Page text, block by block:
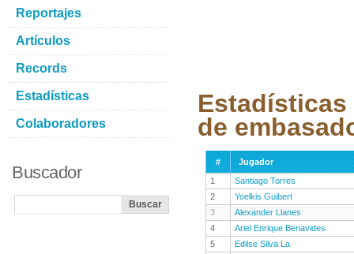
Estadísticas
de
#
Jugador
1
Santiago Torres
2
Yoelkis Guibert
3
Alexander Llanes
4
Ariel Enrique Benavides
5
Edilse Silva La
Reportajes
Artículos
Records
Estadísticas
Colaboradores
Buscador